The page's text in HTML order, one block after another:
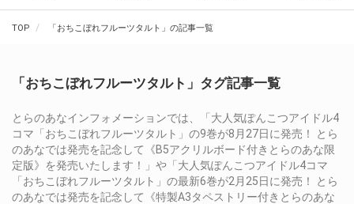
TOP 「おちこぼれフルーツタルト」の記事一覧
「おちこぼれフルーツタルト」タグ記事一覧
とらのあなインフォメーションでは、「大人気ぽんこつアイドル4
コマ「おちこぼれフルーツタルト」の9巻が8月27日に発売！ とら
のあなでは発売を記念して《B5アクリルボード付きとらのあな限
定版》を発売いたします！」や「大人気ぽんこつアイドル4コマ
「おちこぼれフルーツタルト」の最新6巻が2月25日に発売！ とら
のあなでは発売を記念して《特製A3タペストリー付きとらのあな